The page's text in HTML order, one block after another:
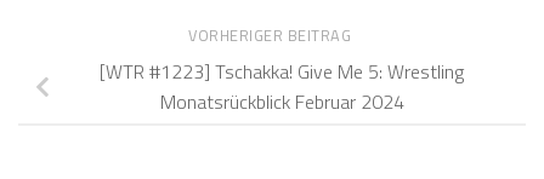
VORHERIGER BEITRAG
[WTR #1223] Tschakka! Give Me 5: Wrestling
Monatsrückblick Februar 2024